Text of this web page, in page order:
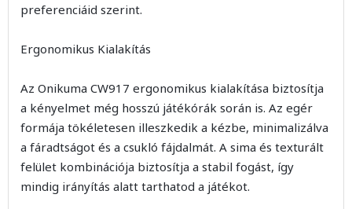
preferenciáid szerint.
Ergonomikus Kialakítás
Az Onikuma CW917 ergonomikus kialakítása biztosítja
a kényelmet még hosszú játékórák során is. Az egér
formája tökéletesen illeszkedik a kézbe, minimalizálva
a fáradtságot és a csukló fájdalmát. A sima és texturált
felület kombinációja biztosítja a stabil fogást, így
mindig irányítás alatt tarthatod a játékot.